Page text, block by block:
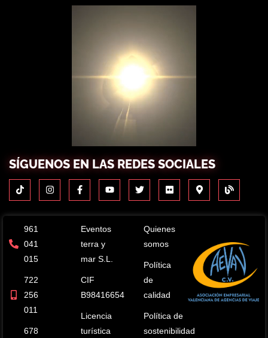
SÍGUENOS EN LAS REDES SOCIALES
961
041
015
722
256
011
678
Eventos
terra y
mar S.L.
CIF
B98416654
Licencia
turística
Quienes
somos
Política
de
calidad
Política de
sostenibilidad